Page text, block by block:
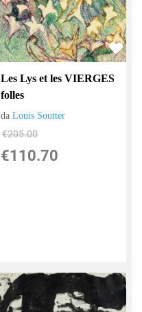
Les Lys et les VIERGES
folles
daLouis Soutter
€205.00
€110.70